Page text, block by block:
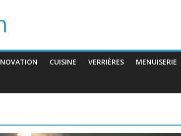
CUISINE VERRIÈRES MENUISERIE